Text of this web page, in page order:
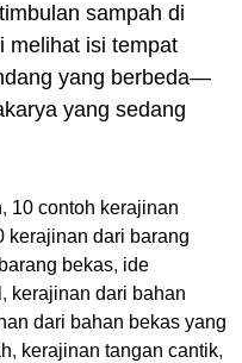
sampah di
melihat isi tempat
yang berbeda—
yang sedang
, 10 contoh kerajinan
kerajinan dari barang
bekas, ide
, kerajinan dari bahan
dari bahan bekas yang
, kerajinan tangan cantik,